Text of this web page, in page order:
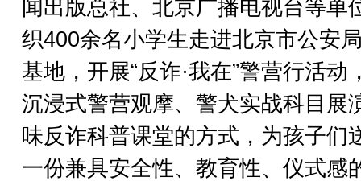
闻出版总社、北京广播电视台等单
织400余名小学生走进北京市公安
基地，开展“反诈·我在”警营行活动
沉浸式警营观摩、警犬实战科目展
味反诈科普课堂的方式，为孩子们
一份兼具安全性、教育性、仪式感